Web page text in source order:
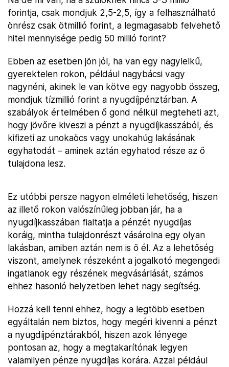
forintja, csak mondjuk 2,5-2,5, így a felhasználható
önrész csak ötmillió forint, a legmagasabb felvehető
hitel mennyisége pedig 50 millió forint?
Ebben az esetben jön jól, ha van egy nagylelkű,
gyerektelen rokon, például nagybácsi vagy
nagynéni, akinek le van kötve egy nagyobb összeg,
mondjuk tízmillió forint a nyugdíjpénztárban. A
szabályok értelmében ő gond nélkül megteheti azt,
hogy jövőre kiveszi a pénzt a nyugdíjkasszából, és
kifizeti az unokaöcs vagy unokahúg lakásának
egyhatodát – aminek aztán egyhatod része az ő
tulajdona lesz.
Ez utóbbi persze nagyon elméleti lehetőség, hiszen
az illető rokon valószínűleg jobban jár, ha a
nyugdíjkasszában fialtatja a pénzét nyugdíjas
koráig, mintha tulajdonrészt vásárolna egy olyan
lakásban, amiben aztán nem is ő él. Az a lehetőség
viszont, amelynek részeként a jogalkotó megengedi
ingatlanok egy részének megvásárlását, számos
ehhez hasonló helyzetben lehet nagy segítség.
Hozzá kell tenni ehhez, hogy a legtöbb esetben
egyáltalán nem biztos, hogy megéri kivenni a pénzt
a nyugdíjpénztárakból, hiszen azok lényege
pontosan az, hogy a megtakarítónak legyen
valamilyen pénze nyugdíjas korára. Azzal például